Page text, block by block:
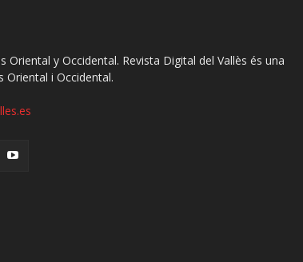
y Occidental. Revista Digital del Vallès és una
Oriental i Occidental.